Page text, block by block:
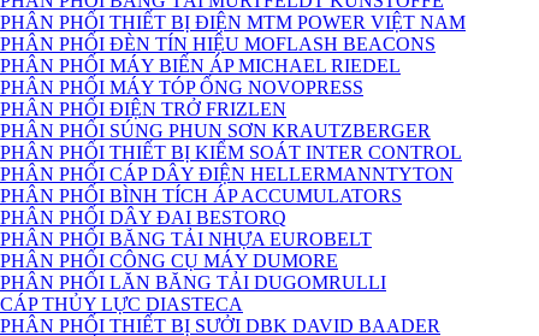
PHÂN PHỐI THIẾT BỊ ĐIỆN MTM POWER VIỆT NAM
PHÂN PHỐI ĐÈN TÍN HIỆU MOFLASH BEACONS
PHÂN PHỐI MÁY BIẾN ÁP MICHAEL RIEDEL
PHÂN PHỐI MÁY TÓP ỐNG NOVOPRESS
PHÂN PHỐI ĐIỆN TRỞ FRIZLEN
PHÂN PHỐI SÚNG PHUN SƠN KRAUTZBERGER
PHÂN PHỐI THIẾT BỊ KIỂM SOÁT INTER CONTROL
PHÂN PHỐI CÁP DÂY ĐIỆN HELLERMANNTYTON
PHÂN PHỐI BÌNH TÍCH ÁP ACCUMULATORS
PHÂN PHỐI DÂY ĐAI BESTORQ
PHÂN PHỐI BĂNG TẢI NHỰA EUROBELT
PHÂN PHỐI CÔNG CỤ MÁY DUMORE
PHÂN PHỐI LĂN BĂNG TẢI DUGOMRULLI
CÁP THỦY LỰC DIASTECA
PHÂN PHỐI THIẾT BỊ SƯỞI DBK DAVID BAADER